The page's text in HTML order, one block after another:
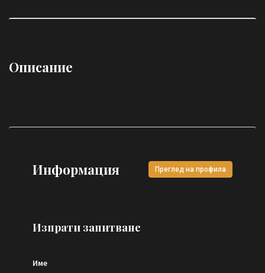
Описание
Информация Преглед на профила
Изпрати запитване
Име